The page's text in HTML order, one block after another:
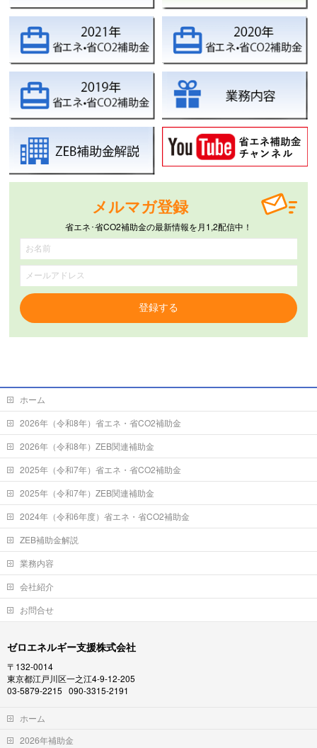
メルマガ登録
省エネ･省CO2補助金の最新情報を月1,2配信中！
登録する
ホーム
2026年（令和8年）省エネ・省CO2補助金
2026年（令和8年）ZEB関連補助金
2025年（令和7年）省エネ・省CO2補助金
2025年（令和7年）ZEB関連補助金
2024年（令和6年度）省エネ・省CO2補助金
ZEB補助金解説
業務内容
会社紹介
お問合せ
ゼロエネルギー支援株式会社
〒132-0014
東京都江戸川区一之江4-9-12-205
03-5879-2215 090-3315-2191
ホーム
2026年補助金